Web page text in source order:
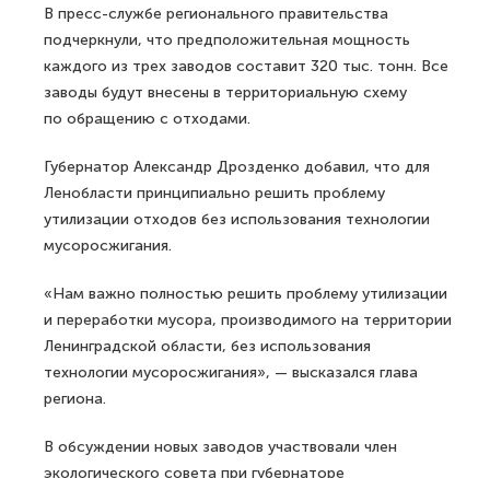
В пресс-службе регионального правительства
подчеркнули, что предположительная мощность
каждого из трех заводов составит 320 тыс. тонн. Все
заводы будут внесены в территориальную схему
по обращению с отходами.
Губернатор Александр Дрозденко добавил, что для
Ленобласти принципиально решить проблему
утилизации отходов без использования технологии
мусоросжигания.
«Нам важно полностью решить проблему утилизации
и переработки мусора, производимого на территории
Ленинградской области, без использования
технологии мусоросжигания», — высказался глава
региона.
В обсуждении новых заводов участвовали член
экологического совета при губернаторе